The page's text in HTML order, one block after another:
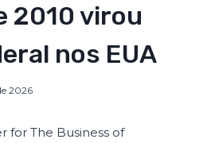
2010 virou
nos EUA
2026
for The Business of